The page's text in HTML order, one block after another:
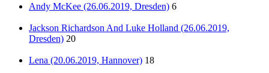
Andy McKee (26.06.2019, Dresden) 6
Jackson Richardson And Luke Holland (26.06.2019,
Dresden) 20
Lena (20.06.2019, Hannover) 18